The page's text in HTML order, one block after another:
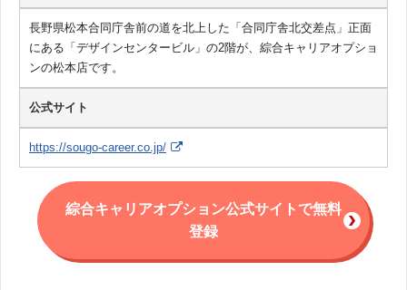
長野県松本合同庁舎前の道を北上した「合同庁舎北交差点」正面
にある「デザインセンタービル」の2階が、綜合キャリアオプショ
ンの松本店です。
公式サイト
https://sougo-career.co.jp/
綜合キャリアオプション公式サイトで無料
登録